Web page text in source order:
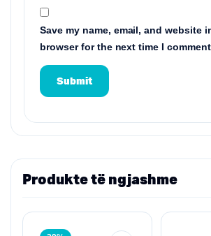
Save my name, email, and website
browser for the next time I
Produkte të ngjashme